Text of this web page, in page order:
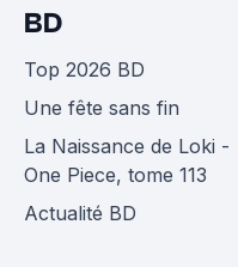
BD
Top 2026 BD
Une fête sans fin
La Naissance de Loki -
One Piece, tome 113
Actualité BD